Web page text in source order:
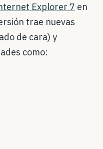
Explorer 7 en
trae nuevas
de cara) y
como: